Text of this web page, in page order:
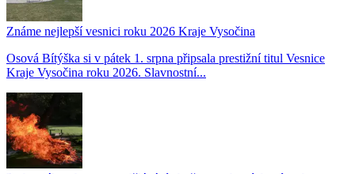
Známe nejlepší vesnici roku 2026 Kraje Vysočina
Osová Bítýška si v pátek 1. srpna připsala prestižní titul Vesnice
Kraje Vysočina roku 2026. Slavnostní...